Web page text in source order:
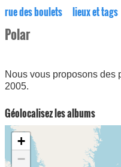
rue des boulets lieux et tags
Polar
Nous vous proposons des
2005.
Géolocalisez les albums
+
−